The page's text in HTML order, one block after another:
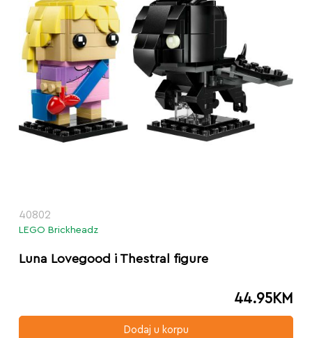
40802
LEGO Brickheadz
Luna Lovegood i Thestral figure
44.95KM
Dodaj u korpu